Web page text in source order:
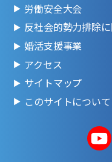
労働安全大会
反社会的勢力排除
婚活支援事業
アクセス
サイトマップ
このサイトについて